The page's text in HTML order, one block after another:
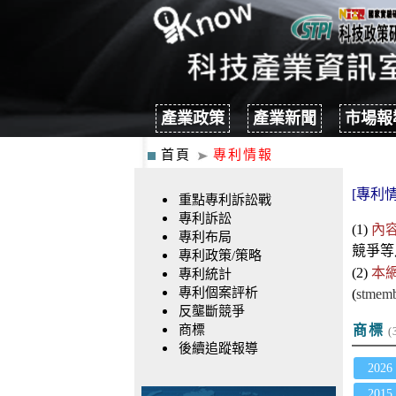
產業政策 產業新聞 市場報
首頁 專利情報
重點專利訴訟戰
專利訴訟
專利布局
專利政策/策略
專利統計
專利個案評析
反壟斷競爭
商標
後續追蹤報導
[專利
(1) 內
競爭
(2) 本
(
商標
2026